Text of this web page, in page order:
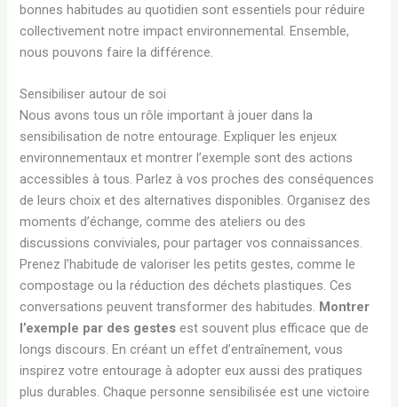
bonnes habitudes au quotidien sont essentiels pour réduire
collectivement notre impact environnemental. Ensemble,
nous pouvons faire la différence.
Sensibiliser autour de soi
Nous avons tous un rôle important à jouer dans la
sensibilisation de notre entourage. Expliquer les enjeux
environnementaux et montrer l’exemple sont des actions
accessibles à tous. Parlez à vos proches des conséquences
de leurs choix et des alternatives disponibles. Organisez des
moments d’échange, comme des ateliers ou des
discussions conviviales, pour partager vos connaissances.
Prenez l’habitude de valoriser les petits gestes, comme le
compostage ou la réduction des déchets plastiques. Ces
conversations peuvent transformer des habitudes. Montrer
l’exemple par des gestes est souvent plus efficace que de
longs discours. En créant un effet d’entraînement, vous
inspirez votre entourage à adopter eux aussi des pratiques
plus durables. Chaque personne sensibilisée est une victoire